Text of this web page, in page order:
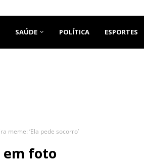
SAÚDE POLÍTICA ESPORTES
meme: ‘Ela pede socorro’
em foto